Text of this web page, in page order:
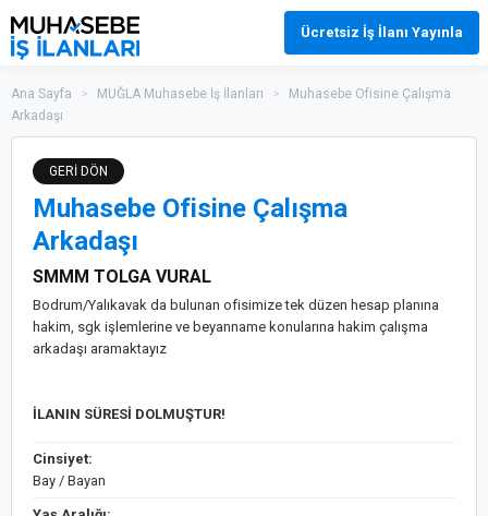
Ücretsiz İş İlanı Yayınla
Ana Sayfa > MUĞLA Muhasebe İş İlanları >
Muhasebe Ofisine Çalışma
Arkadaşı
GERİ DÖN
Muhasebe Ofisine Çalışma
Arkadaşı
SMMM TOLGA VURAL
Bodrum/Yalıkavak da bulunan ofisimize tek düzen hesap planına
hakim, sgk işlemlerine ve beyanname konularına hakim çalışma
arkadaşı aramaktayız
İLANIN SÜRESİ DOLMUŞTUR!
Cinsiyet:
Bay / Bayan